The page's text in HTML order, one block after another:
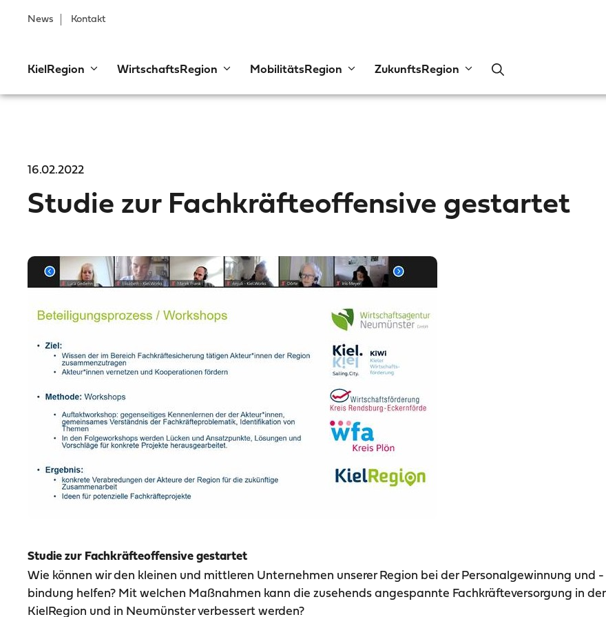
KielRegion WirtschaftsRegion MobilitätsRegion ZukunftsRegion
News Kontakt
Studie zur Fachkräfteoffensive gestartet
16.02.2022
Studie zur Fachkräfteoffensive gestartet
Wie können wir den kleinen und mittleren Unternehmen unserer Region bei der Personalgewinnung und -
bindung helfen? Mit welchen Maßnahmen kann die zusehends angespannte Fachkräfteversorgung in der
KielRegion und in Neumünster verbessert werden?